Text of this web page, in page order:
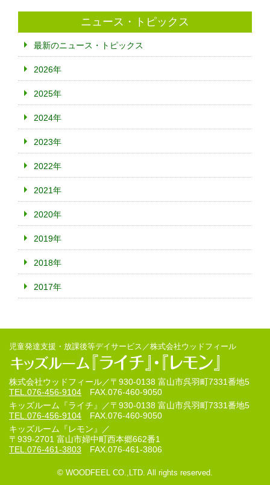
ニュース・トピックス
最新のニュース・トピックス
2026年
2025年
2024年
2023年
2022年
2021年
2020年
2019年
2018年
2017年
児童発達支援・放課後等デイサービス／株式会社ウッドフィール
株式会社ウッドフィール／〒930-0138 富山市呉羽町7331番地5
TEL.076-456-9104 FAX.076-460-9050
キッズルーム『ライチ』／〒930-0138 富山市呉羽町7331番地5
TEL.076-456-9104 FAX.076-460-9050
キッズルーム『レモン』／
〒939-2701 富山市婦中町西本郷662番1
TEL.076-461-3803 FAX.076-461-3806
© WOODFEEL CO.,LTD. All rights reserved.